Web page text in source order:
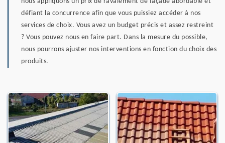
défiant la concurrence afin que vous puissiez accéder à nos
services de choix. Vous avez un budget précis et assez restreint
? Vous pouvez nous en faire part. Dans la mesure du possible,
nous pourrons ajuster nos interventions en fonction du choix des
produits.